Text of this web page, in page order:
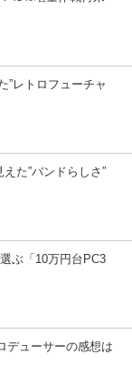
”レトロフューチャ
た”バンドらしさ”
ぶ「10万円台PC3
デューサーの感想は